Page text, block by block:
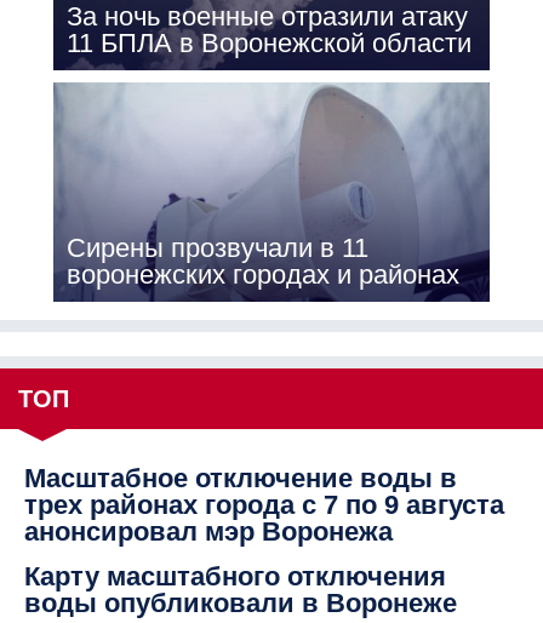
За ночь военные отразили атаку
11 БПЛА в Воронежской области
Сирены прозвучали в 11
воронежских городах и районах
ТОП
Масштабное отключение воды в
трех районах города с 7 по 9 августа
анонсировал мэр Воронежа
Карту масштабного отключения
воды опубликовали в Воронеже